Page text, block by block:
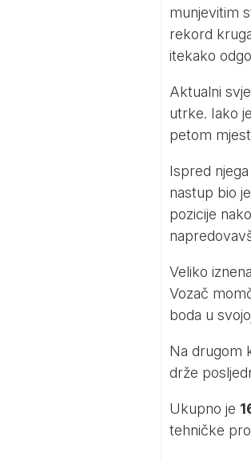
munjevitim
rekord
itekako
Aktualni
utrke. Iako
petom
Ispred
nastup bio
pozicije
Veliko
Vozač
boda u
Na drugom
drže
Ukupno je
tehničke